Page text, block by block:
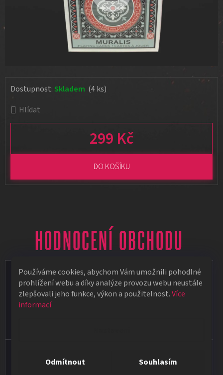
Používáme cookies, abychom Vám umožnili pohodlné
prohlížení webu a díky analýze provozu webu neustále
zlepšovali jeho funkce, výkon a použitelnost.Více
informací
Odmítnout Souhlasím
Hlídat
299 Kč
Měrná cena:
DO KOŠÍKU
Dostupnost: Skladem (4 ks)
HODNOCENÍ OBCHODU
Vít Vápeník
★★★★★
Poradí, pomůžou. Zboží je kvalitní a rychlé dodání pokud je zboží